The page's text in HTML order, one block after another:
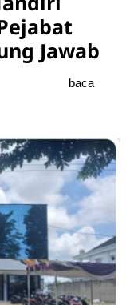
Jawab
baca